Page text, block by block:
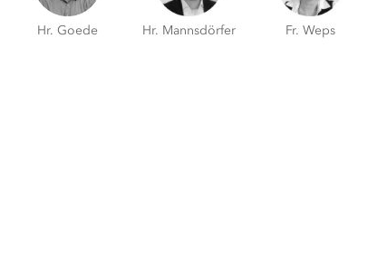
Hr. Goede Hr. Mannsdörfer Fr. Weps